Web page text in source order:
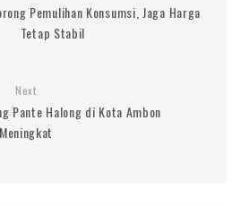
Pemulihan Konsumsi, Jaga Harga
Tetap Stabil
Next
Pante Halong di Kota Ambon
Meningkat